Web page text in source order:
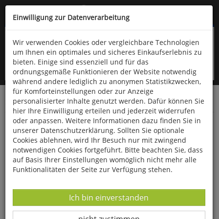
Kompletten Head der Seite überspringen
oder (06766) 9323-960
Startseite Bücher Literatur Diverses
Gullivers Reisen
Einwilligung zur Datenverarbeitung
Wir verwenden Cookies oder vergleichbare Technologien
um Ihnen ein optimales und sicheres Einkaufserlebnis zu
bieten. Einige sind essenziell und für das
ordnungsgemäße Funktionieren der Website notwendig
während andere lediglich zu anonymen Statistikzwecken,
für Komforteinstellungen oder zur Anzeige
personalisierter Inhalte genutzt werden. Dafür können Sie
hier Ihre Einwilligung erteilen und jederzeit widerrufen
oder anpassen. Weitere Informationen dazu finden Sie in
unserer Datenschutzerklärung. Sollten Sie optionale
Cookies ablehnen, wird Ihr Besuch nur mit zwingend
notwendigen Cookies fortgeführt. Bitte beachten Sie, dass
auf Basis Ihrer Einstellungen womöglich nicht mehr alle
Funktionalitäten der Seite zur Verfügung stehen.
Datenverarbeitung -
Ich bin einverstanden